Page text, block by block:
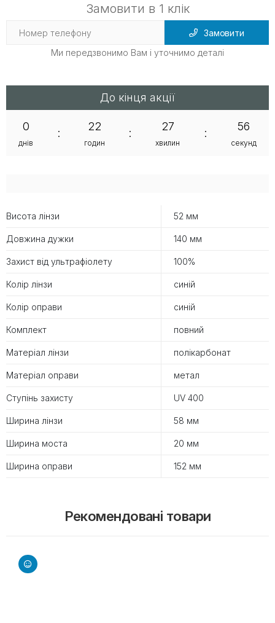
Висота лінзи 52 мм
Довжина дужки 140 мм
Захист від ультрафіолету 100%
Колір лінзи синій
Колір оправи синій
Комплект повний
Матеріал лінзи полікарбонат
Матеріал оправи метал
Ступінь захисту UV 400
Ширина лінзи 58 мм
Ширина моста 20 мм
Ширина оправи 152 мм
Замовити в 1 клік
Замовити
Ми передзвонимо Вам і уточнимо деталі
До кінця акції
0
днів
:
22
годин
:
27
хвилин
:
55
секунд
Рекомендовані товари